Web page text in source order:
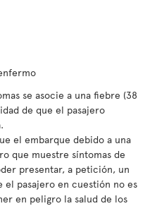
se asocie a una fiebre (38
de que el pasajero
el embarque debido a una
que muestre síntomas de
presentar, a petición, un
pasajero en cuestión no es
en peligro la salud de los